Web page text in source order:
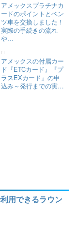
アメックスプラチナカ
ードのポイントとベン
ツ車を交換しました！
実際の手続きの流れ
や…
アメックスの付属カー
ド『ETCカード』『プ
ラスEXカード』の申
込み～発行までの実…
用できるラウン